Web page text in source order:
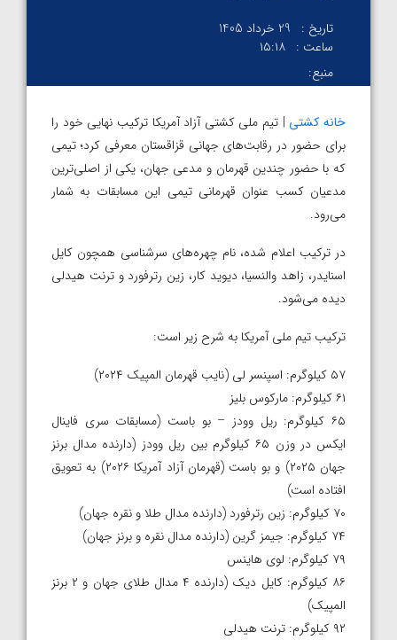
تاریخ :
29 خرداد 1405
ساعت : ۱۵:۱۸
منبع:
خانه کشتی | تیم ملی کشتی آزاد آمریکا ترکیب نهایی خود را
برای حضور در رقابت‌های جهانی قزاقستان معرفی کرد؛ تیمی
که با حضور چندین قهرمان و مدعی جهان، یکی از اصلی‌ترین
مدعیان کسب عنوان قهرمانی تیمی این مسابقات به شمار
می‌رود.
در ترکیب اعلام شده، نام چهره‌های سرشناسی همچون کایل
اسنایدر، زاهد والنسیا، دیوید کار، زین رترفورد و ترنت هیدلی
دیده می‌شود.
ترکیب تیم ملی آمریکا به شرح زیر است:
۵۷ کیلوگرم: اسپنسر لی (نایب قهرمان المپیک ۲۰۲۴)
۶۱ کیلوگرم: مارکوس بلیز
۶۵ کیلوگرم: ریل وودز – بو باست (مسابقات سری فاینال
ایکس در وزن ۶۵ کیلوگرم بین ریل وودز (دارنده مدال برنز
جهان ۲۰۲۵) و بو باست (قهرمان آزاد آمریکا ۲۰۲۶) به تعویق
افتاده است)
۷۰ کیلوگرم: زین رترفورد (دارنده مدال طلا و نقره جهان)
۷۴ کیلوگرم: جیمز گرین (دارنده مدال نقره و برنز جهان)
۷۹ کیلوگرم: لوی هاینس
۸۶ کیلوگرم: کایل دیک (دارنده ۴ مدال طلای جهان و ۲ برنز
المپیک)
۹۲ کیلوگرم: ترنت هیدلی